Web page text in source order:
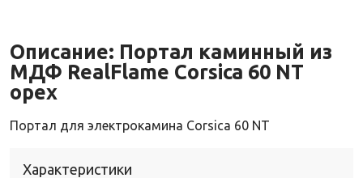
Описание: Портал каминный из
МДФ RealFlame Corsica 60 NT
орех
Портал для электрокамина Corsica 60 NT
Характеристики